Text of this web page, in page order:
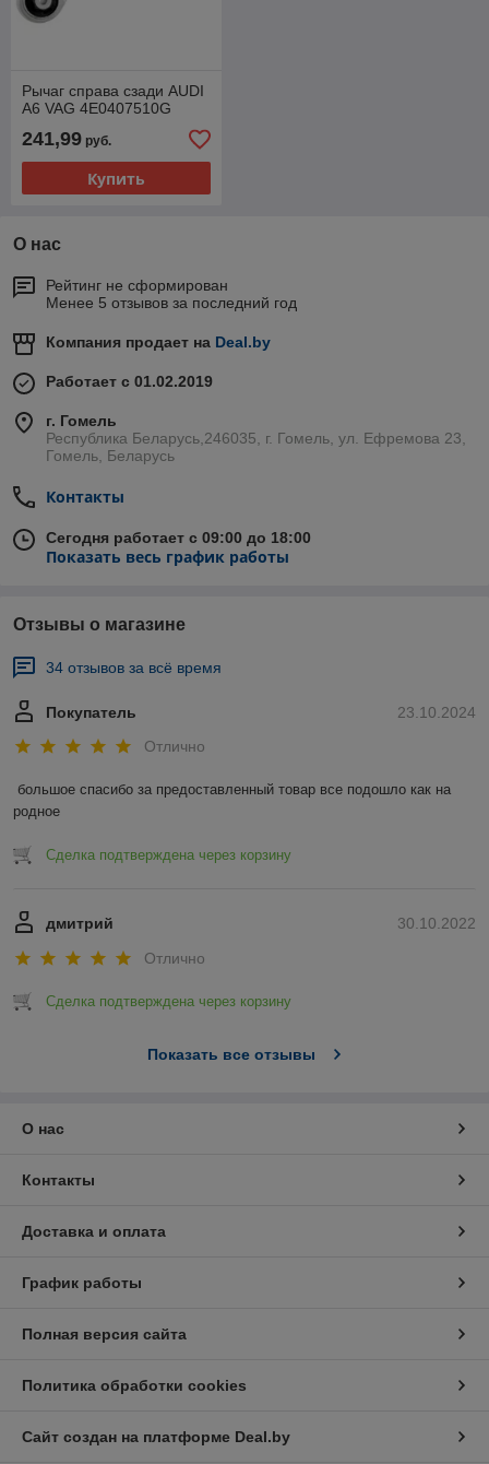
Pычаг справа сзади AUDI
A6 VAG 4E0407510G
241,99 руб.
Купить
О нас
Рейтинг не сформирован
Менее 5 отзывов за последний год
Компания продает на Deal.by
Работает с 01.02.2019
г. Гомель
Республика Беларусь,246035, г. Гомель, ул. Ефремова 23,
Гомель, Беларусь
Контакты
Сегодня работает с 09:00 до 18:00
Показать весь график работы
Отзывы о магазине
34 отзывов за всё время
23.10.2024
Покупатель
Отлично
большое спасибо за предоставленный товар все подошло как на
родное
Сделка подтверждена через корзину
30.10.2022
дмитрий
Отлично
Сделка подтверждена через корзину
Показать все отзывы
О нас
Контакты
Доставка и оплата
График работы
Полная версия сайта
Политика обработки cookies
Сайт создан на платформе Deal.by